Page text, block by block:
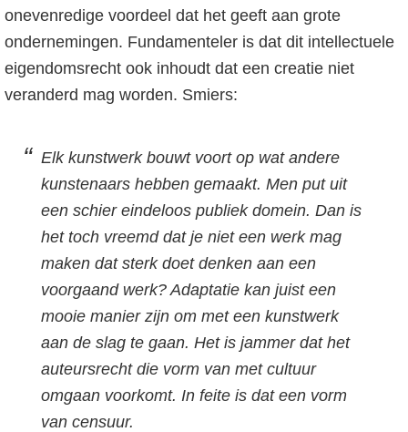
onevenredige voordeel dat het geeft aan grote
ondernemingen. Fundamenteler is dat dit intellectuele
eigendomsrecht ook inhoudt dat een creatie niet
veranderd mag worden. Smiers:
Elk kunstwerk bouwt voort op wat andere
kunstenaars hebben gemaakt. Men put uit
een schier eindeloos publiek domein. Dan is
het toch vreemd dat je niet een werk mag
maken dat sterk doet denken aan een
voorgaand werk? Adaptatie kan juist een
mooie manier zijn om met een kunstwerk
aan de slag te gaan. Het is jammer dat het
auteursrecht die vorm van met cultuur
omgaan voorkomt. In feite is dat een vorm
van censuur.